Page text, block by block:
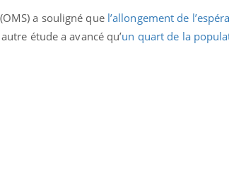
a souligné que l’allongement de
étude a avancé qu’un quart de la